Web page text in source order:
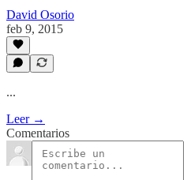
David Osorio
feb 9, 2015
...
Leer →
Comentarios